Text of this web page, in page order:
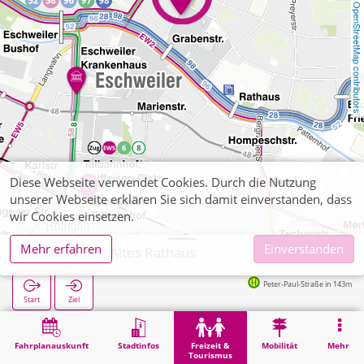
OpenStreetMap contributors
Fahrplanauskunft Stadtinfos
Freizeit &
Tourismus
Mobilität Mehr
Eschweiler, Altes Rathaus
Start Ziel
Peter-Paul-Straße in 143m
Freizeit & Tourismus Sehenswürdigkeit Eschweiler, Altes Rathaus
Diese Webseite verwendet Cookies. Durch die Nutzung
unserer Webseite erklären Sie sich damit einverstanden, dass
wir Cookies einsetzen.
Mehr erfahren
Einverstanden